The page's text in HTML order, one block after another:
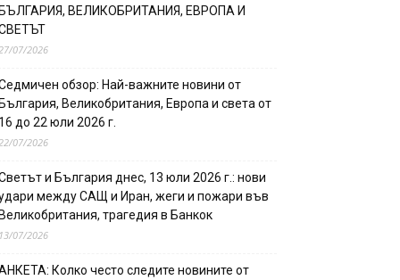
ВЕЛИКОБРИТАНИЯ, ЕВРОПА И
07/2026
обзор: Най-важните новини от
Великобритания, Европа и света от
до 22 юли 2026 г.
07/2026
и България днес, 13 юли 2026 г.: нови
между САЩ и Иран, жеги и пожари във
трагедия в Банкок
07/2026
Колко често следите новините от